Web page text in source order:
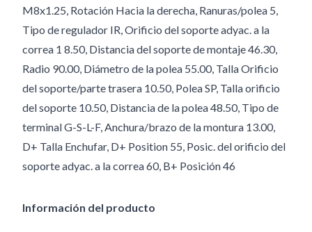
M8x1.25, Rotación Hacia la derecha, Ranuras/polea 5,
Tipo de regulador IR, Orificio del soporte adyac. a la
correa 1 8.50, Distancia del soporte de montaje 46.30,
Radio 90.00, Diámetro de la polea 55.00, Talla Orificio
del soporte/parte trasera 10.50, Polea SP, Talla orificio
del soporte 10.50, Distancia de la polea 48.50, Tipo de
terminal G-S-L-F, Anchura/brazo de la montura 13.00,
D+ Talla Enchufar, D+ Position 55, Posic. del orificio del
soporte adyac. a la correa 60, B+ Posición 46
Información del producto